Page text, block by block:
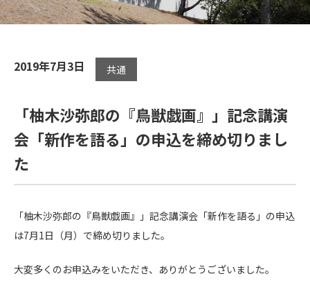
2019年7月3日 共通
「柚木沙弥郎の『鳥獣戯画』」記念講演
会「新作を語る」の申込を締め切りまし
た
「柚木沙弥郎の『鳥獣戯画』」記念講演会「新作を語る」の申込
は7月1日（月）で締め切りました。
大変多くのお申込みをいただき、ありがとうございました。